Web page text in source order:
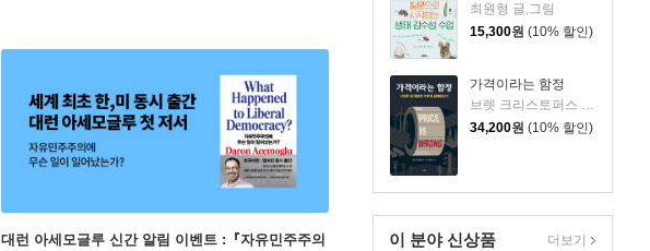
최원형 글,그림
15,300원 (10% 할인)
가격이라는 함정
브렛 크리스토퍼스 저/이동구 역
34,200원 (10% 할인)
이 분야 신상품 더보기
대런 아세모글루 신간 알림 이벤트 :『자유민주주의